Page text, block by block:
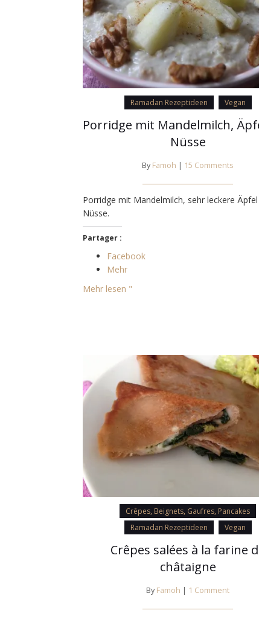
Ramadan Rezeptideen Vegan
Porridge mit Mandelmilch,
Nüsse
By Famoh | 15 Comments
Porridge mit Mandelmilch, sehr leckere
Nüsse.
Partager :
Facebook
Mehr
Mehr lesen "
Crêpes, Beignets, Gaufres, Pancakes
Ramadan Rezeptideen
Vegan
Crêpes salées à la farine
châtaigne
By Famoh | 1 Comment